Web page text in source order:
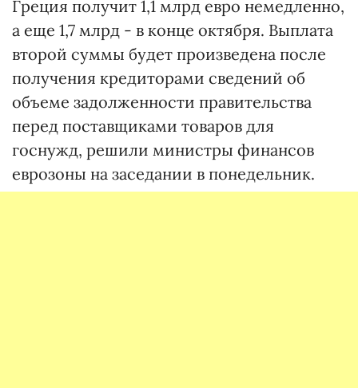
Греция получит 1,1 млрд евро немедленно,
а еще 1,7 млрд - в конце октября. Выплата
второй суммы будет произведена после
получения кредиторами сведений об
объеме задолженности правительства
перед поставщиками товаров для
госнужд, решили министры финансов
еврозоны на заседании в понедельник.